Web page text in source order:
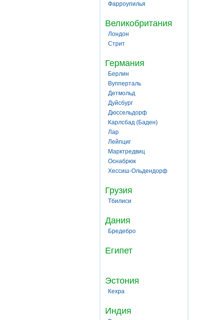
Фарроупилья
Великобритания
Лондон
Стрит
Германия
Берлин
Вупперталь
Детмольд
Дуйсбург
Дюссельдорф
Карлсбад (Баден)
Лар
Лейпциг
Марктредвиц
Оснабрюк
Хессиш-Ольдендорф
Грузия
Тбилиси
Дания
Бредебро
Египет
Эстония
Кехра
Индия